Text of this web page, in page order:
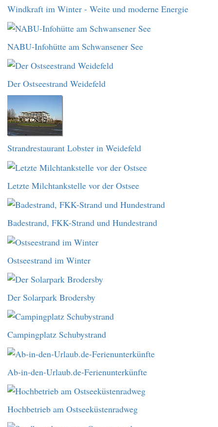
Windkraft im Winter - Weite und moderne Energie
NABU-Infohütte am Schwansener See
Der Ostseestrand Weidefeld
Strandrestaurant Lobster in Weidefeld
Letzte Milchtankstelle vor der Ostsee
Badestrand, FKK-Strand und Hundestrand
Ostseestrand im Winter
Der Solarpark Brodersby
Campingplatz Schubystrand
Ab-in-den-Urlaub.de-Ferienunterkünfte
Hochbetrieb am Ostseeküstenradweg